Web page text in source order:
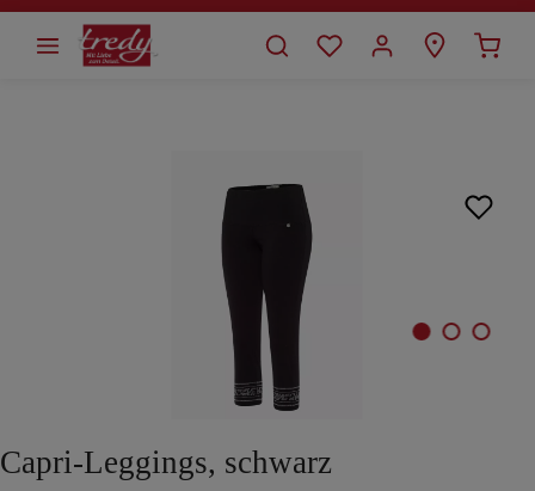
springen
Capri-Leggings, schwarz